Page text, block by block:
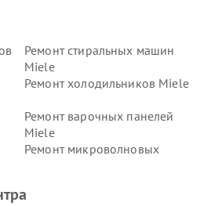
Ремонт стиральных машин
Miele
Ремонт холодильников Miele
Ремонт варочных панелей
Miele
Ремонт микроволновых